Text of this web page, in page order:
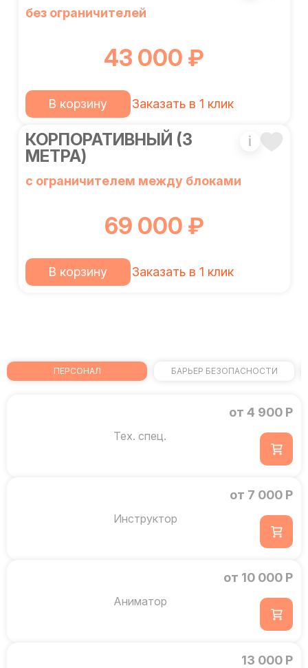
без ограничителей
43 000 ₽
В корзину Заказать в 1 клик
КОРПОРАТИВНЫЙ (3
МЕТРА)
i
с ограничителем между блоками
69 000 ₽
В корзину Заказать в 1 клик
ПЕРСОНАЛ БАРЬЕР БЕЗОПАСНОСТИ
Тех. спец.
от 4 900 Р
Инструктор
от 7 000 Р
Аниматор
от 10 000 Р
13 000 Р